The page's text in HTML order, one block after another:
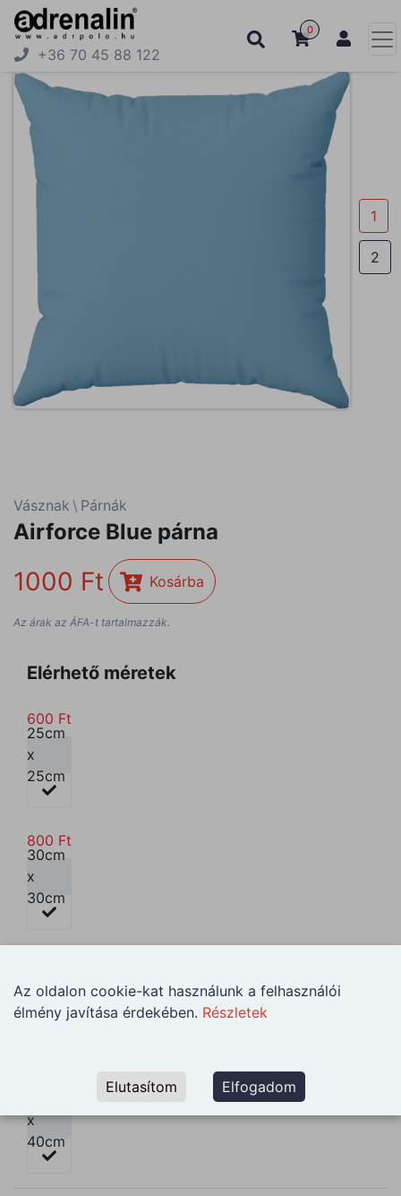
Az oldalon cookie-kat használunk a felhasználói
élmény javítása érdekében. Részletek
Elutasítom Elfogadom
+36 70 45 88 122
0
1
2
Vásznak \ Párnák
Airforce Blue párna
1000 Kosárba
Az árak az ÁFA-t tartalmazzák.
Elérhető méretek
600 Ft
25cm
x
25cm
800 Ft
30cm
x
30cm
x
35cm
x
40cm